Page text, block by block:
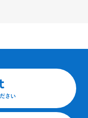
さい